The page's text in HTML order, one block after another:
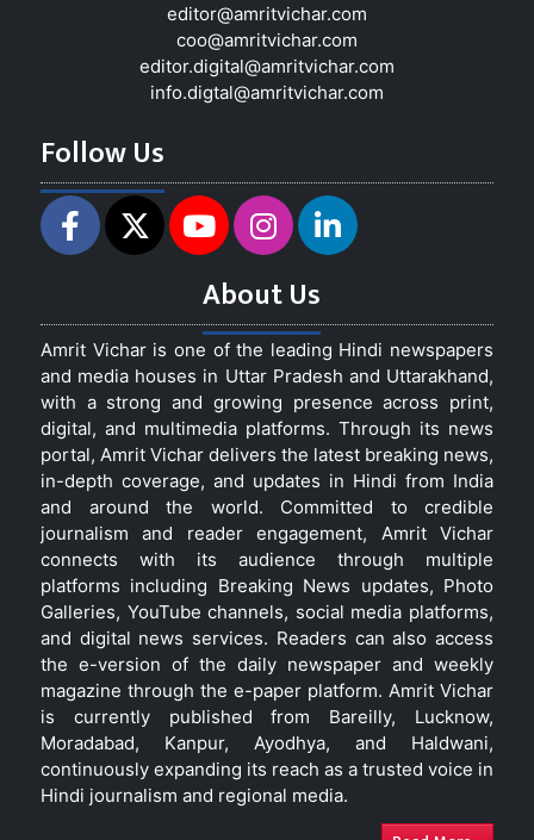
editor@amritvichar.com
coo@amritvichar.com
editor.digital@amritvichar.com
info.digtal@amritvichar.com
Follow Us
About Us
Amrit Vichar is one of the leading Hindi newspapers
and media houses in Uttar Pradesh and Uttarakhand,
with a strong and growing presence across print,
digital, and multimedia platforms. Through its news
portal, Amrit Vichar delivers the latest breaking news,
in-depth coverage, and updates in Hindi from India
and around the world. Committed to credible
journalism and reader engagement, Amrit Vichar
connects with its audience through multiple
platforms including Breaking News updates, Photo
Galleries, YouTube channels, social media platforms,
and digital news services. Readers can also access
the e-version of the daily newspaper and weekly
magazine through the e-paper platform. Amrit Vichar
is currently published from Bareilly, Lucknow,
Moradabad, Kanpur, Ayodhya, and Haldwani,
continuously expanding its reach as a trusted voice in
Hindi journalism and regional media.